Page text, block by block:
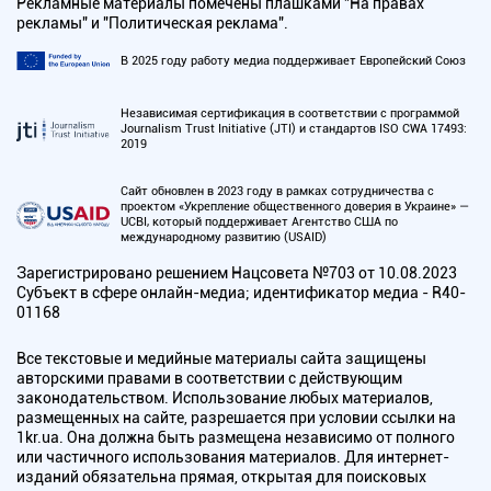
рекламы" и "Политическая реклама".
В 2025 году работу медиа поддерживает Европейский Союз
Независимая сертификация в соответствии с программой
Journalism Trust Initiative (JTI) и стандартов ISO CWA 17493:
2019
Сайт обновлен в 2023 году в рамках сотрудничества с
проектом «Укрепление общественного доверия в Украине» —
UCBI, который поддерживает Агентство США по
международному развитию (USAID)
Зарегистрировано решением Нацсовета №703 от 10.08.2023
Субъект в сфере онлайн-медиа; идентификатор медиа - R40-
01168
Все текстовые и медийные материалы сайта защищены
авторскими правами в соответствии с действующим
законодательством. Использование любых материалов,
размещенных на сайте, разрешается при условии ссылки на
1kr.ua. Она должна быть размещена независимо от полного
или частичного использования материалов. Для интернет-
изданий обязательна прямая, открытая для поисковых